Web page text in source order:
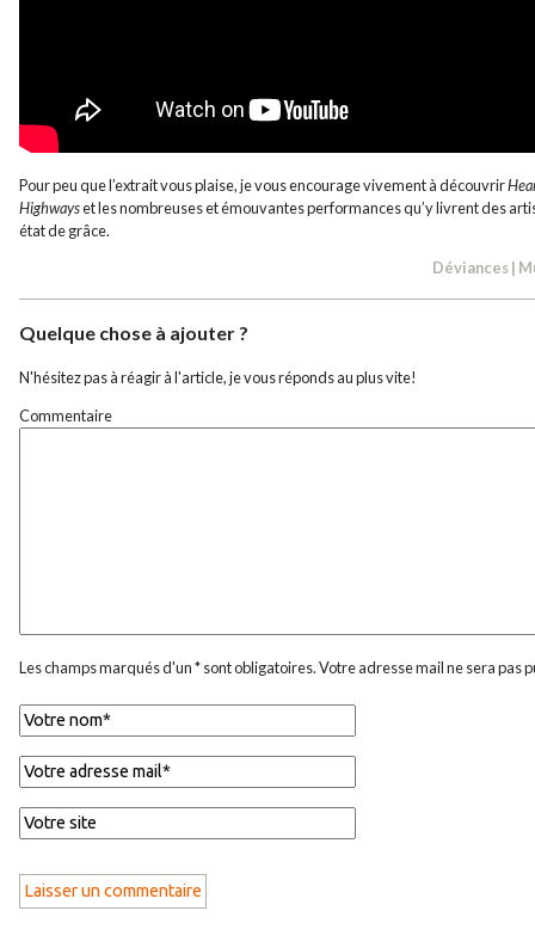
Pour peu que l’extrait vous plaise, je vous encourage vivement à découvrir
Highwayset les nombreuses et émouvantes performances qu’y livrent des
état de grâce.
Déviances|
Quelque chose à ajouter ?
N'hésitez pas à réagir à l'article, je vous réponds au plus vite!
Commentaire
Les champs marqués d'un * sont obligatoires. Votre adresse mail ne sera pas